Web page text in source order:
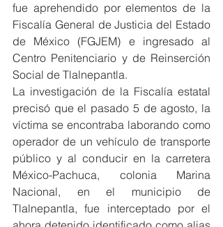
fue aprehendido por elementos de la
Fiscalía General de Justicia del Estado
de México (FGJEM) e ingresado al
Centro Penitenciario y de Reinserción
Social de Tlalnepantla.
La investigación de la Fiscalía estatal
precisó que el pasado 5 de agosto, la
víctima se encontraba laborando como
operador de un vehículo de transporte
público y al conducir en la carretera
México-Pachuca, colonia Marina
Nacional, en el municipio de
Tlalnepantla, fue interceptado por el